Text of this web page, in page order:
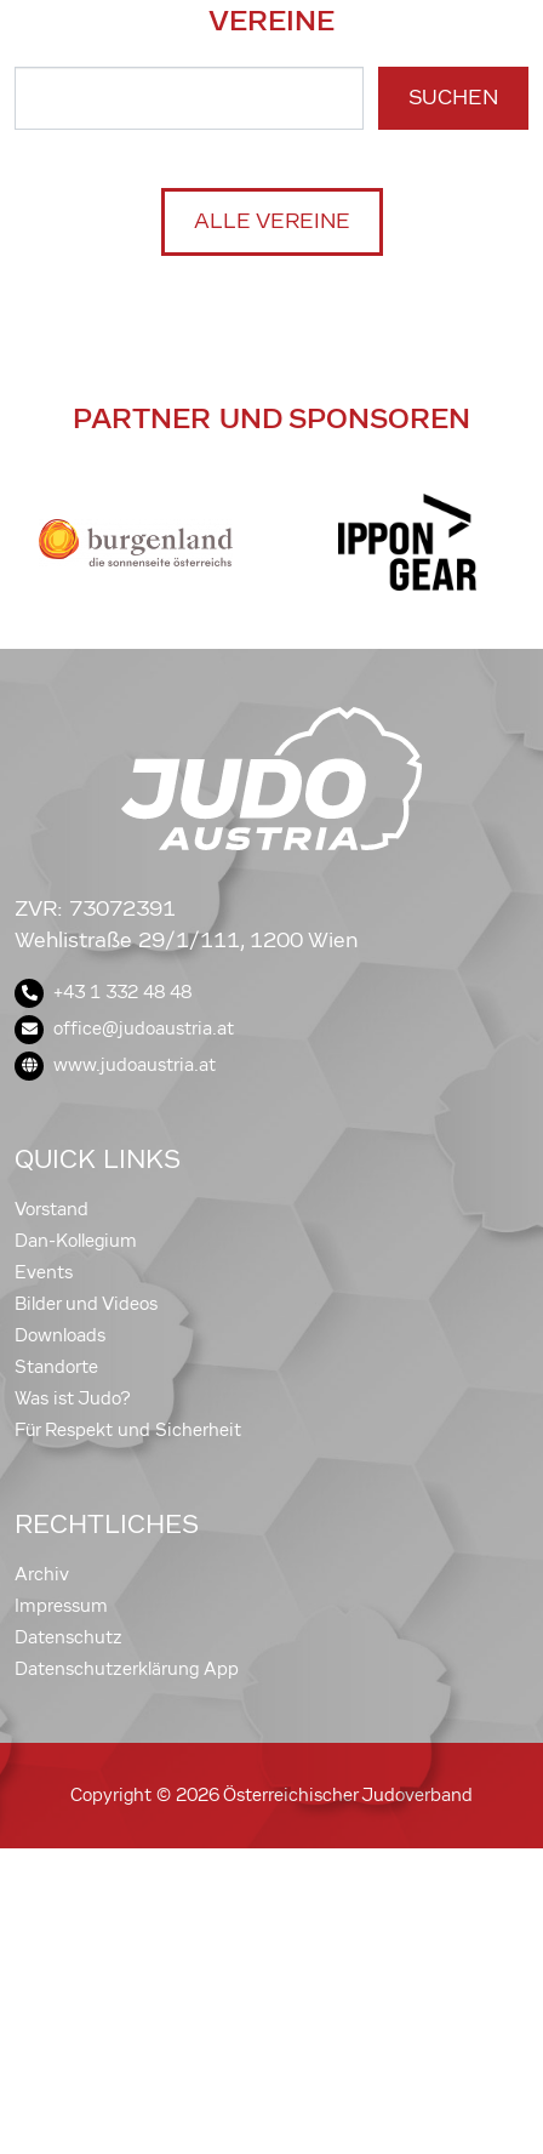
VEREINE
SUCHEN
ALLE VEREINE
PARTNER UND SPONSOREN
ZVR: 73072391
Wehlistraße 29/1/111, 1200 Wien
+43 1 332 48 48
office@judoaustria.at
www.judoaustria.at
QUICK LINKS
Vorstand
Dan-Kollegium
Events
Bilder und Videos
Downloads
Standorte
Was ist Judo?
Für Respekt und Sicherheit
RECHTLICHES
Archiv
Impressum
Datenschutz
Datenschutzerklärung App
Copyright © 2026 Österreichischer Judoverband